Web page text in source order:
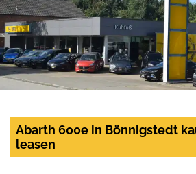
Abarth 600e in Bönnigstedt
leasen